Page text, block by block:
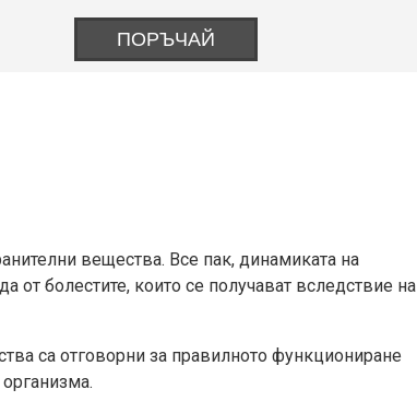
ПОРЪЧАЙ
вещества. Все пак, динамиката на
от болестите, които се получават вследствие на
са отговорни за правилното функциониране